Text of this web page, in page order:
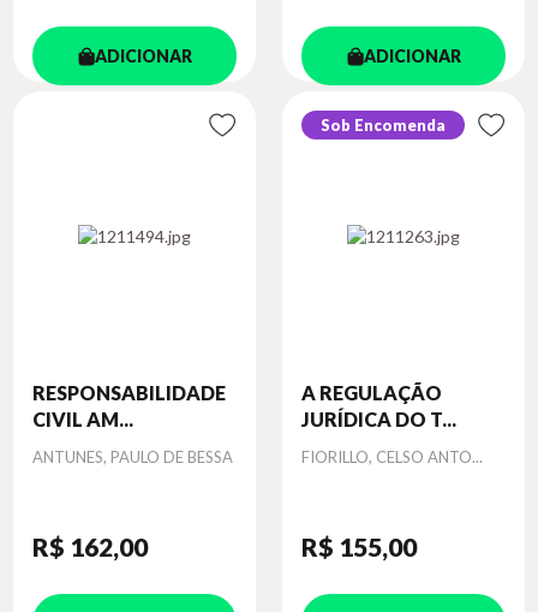
ADICIONAR ADICIONAR
RESPONSABILIDADE
CIVIL AM...
Autor
ANTUNES, PAULO DE BESSA
R$ 162,00
Sob Encomenda
A REGULAÇÃO
JURÍDICA DO T...
Autor
FIORILLO, CELSO ANTO...
R$ 155,00